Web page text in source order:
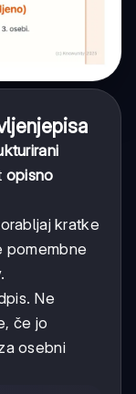
opisno
kratke
pomembne
Ne
če jo
osebni